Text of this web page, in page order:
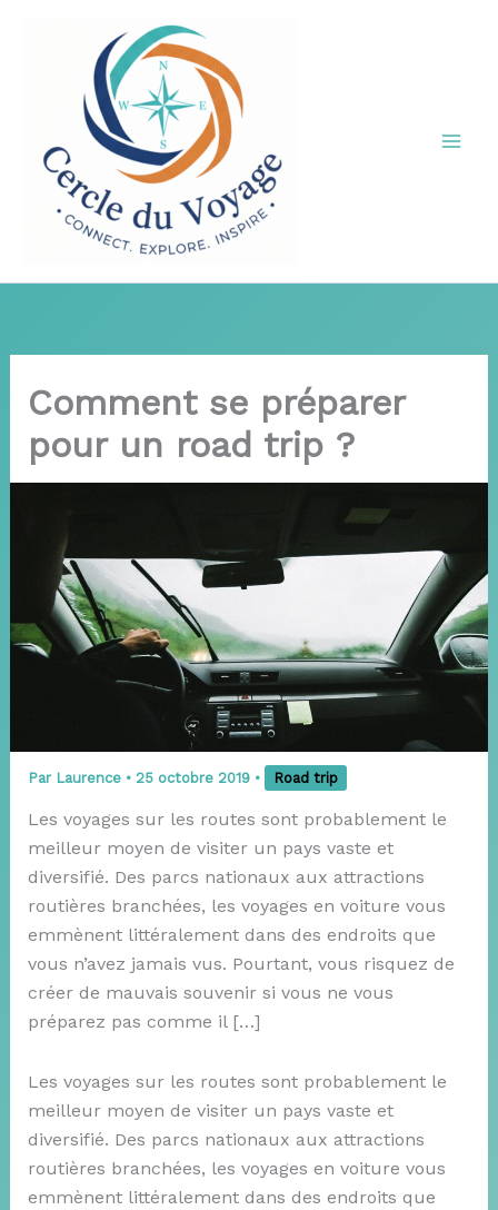
Comment se préparer
pour un road trip ?
Par Laurence • 25 octobre 2019 • Road trip
Les voyages sur les routes sont probablement le
meilleur moyen de visiter un pays vaste et
diversifié. Des parcs nationaux aux attractions
routières branchées, les voyages en voiture vous
emmènent littéralement dans des endroits que
vous n’avez jamais vus. Pourtant, vous risquez de
créer de mauvais souvenir si vous ne vous
préparez pas comme il […]
Les voyages sur les routes sont probablement le
meilleur moyen de visiter un pays vaste et
diversifié. Des parcs nationaux aux attractions
routières branchées, les voyages en voiture vous
emmènent littéralement dans des endroits que